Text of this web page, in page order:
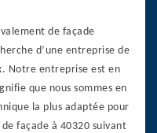
de façade
d’une entreprise de
Notre entreprise est en
que nous sommes en
la plus adaptée pour
façade à 40320 suivant